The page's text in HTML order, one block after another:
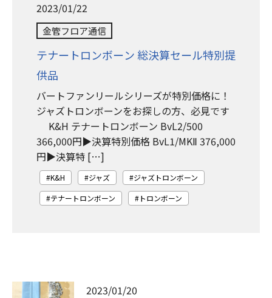
2023/01/22
金管フロア通信
テナートロンボーン 総決算セール特別提
供品
バートファンリールシリーズが特別価格に！
ジャズトロンボーンをお探しの方、必見です
K&H テナートロンボーン BvL2/500
366,000円▶︎決算特別価格 BvL1/MKⅡ 376,000
円▶︎決算特 […]
K&H ジャズ
ジャズトロンボーン
テナートロンボーン
トロンボーン
2023/01/20